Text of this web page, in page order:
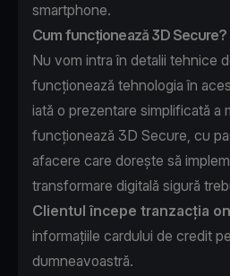
smartphone.
Cum funcționează 3D Secure?
Nu vom intra în detalii tehnice
funcționează tehnologia în
iată o prezentare simplificată a
funcționează 3D Secure, cu
afacere care dorește să
transformare digitală sigură
Clientul începe tranzacția
informațiile cardului de credit
dumneavoastră.